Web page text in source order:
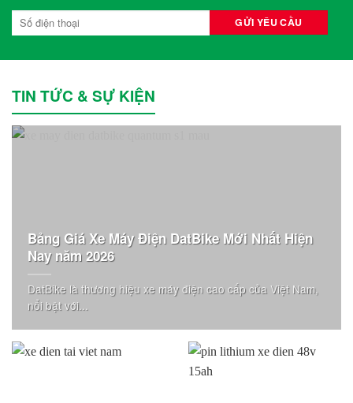
TIN TỨC & SỰ KIỆN
Bảng Giá Xe Máy Điện DatBike Mới Nhất Hiện
Nay năm 2026
DatBike là thương hiệu xe máy điện cao cấp của Việt Nam,
nổi bật với...